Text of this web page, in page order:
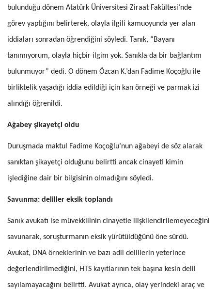
bulunduğu dönem Atatürk Üniversitesi Ziraat Fakültesi’nde
görev yaptığını belirterek, olayla ilgili kamuoyunda yer alan
iddiaları sonradan öğrendiğini söyledi. Tanık, “Bayanı
tanımıyorum, olayla hiçbir ilgim yok. Sanıkla da bir bağlantım
bulunmuyor” dedi. O dönem Özcan K.’dan Fadime Koçoğlu ile
birliktelik yaşadığı iddia edildiği için kan örneği ve parmak izi
alındığı öğrenildi.
Ağabey şikayetçi oldu
Duruşmada maktul Fadime Koçoğlu’nun ağabeyi de söz alarak
sanıktan şikayetçi olduğunu belirtti ancak cinayeti kimin
işlediğine dair bir bilgisinin olmadığını söyledi.
Savunma: deliller eksik toplandı
Sanık avukatı ise müvekkilinin cinayetle ilişkilendirilemeyeceğini
savunarak, soruşturmanın eksik yürütüldüğünü öne sürdü.
Avukat, DNA örneklerinin ve bazı adli delillerin yeterince
değerlendirilmediğini, HTS kayıtlarının tek başına kesin delil
sayılamayacağını belirtti. Avukat ayrıca, olay yerindeki araç ve